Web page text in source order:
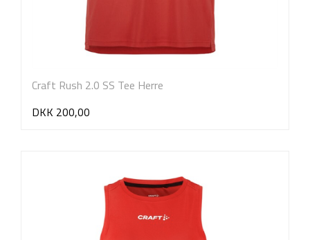
Craft Rush 2.0 SS Tee Herre
DKK 200,00